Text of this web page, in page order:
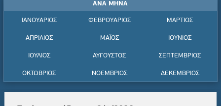
ΑΝΑ ΜΗΝΑ
ΙΑΝΟΥΑΡΙΟΣ ΦΕΒΡΟΥΑΡΙΟΣ ΜΑΡΤΙΟΣ
ΑΠΡΙΛΙΟΣ ΜΑΪΟΣ ΙΟΥΝΙΟΣ
ΙΟΥΛΙΟΣ ΑΥΓΟΥΣΤΟΣ ΣΕΠΤΕΜΒΡΙΟΣ
ΟΚΤΩΒΡΙΟΣ ΝΟΕΜΒΡΙΟΣ ΔΕΚΕΜΒΡΙΟΣ